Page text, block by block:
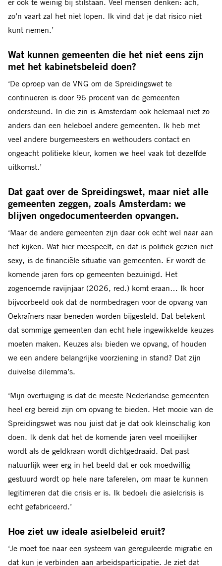
er ook te weinig bij stilstaan. Veel mensen denken: ach,
zo’n vaart zal het niet lopen. Ik vind dat je dat risico niet
kunt nemen.’
Wat kunnen gemeenten die het niet eens zijn
met het kabinetsbeleid doen?
‘De oproep van de VNG om de Spreidingswet te
continueren is door 96 procent van de gemeenten
ondersteund. In die zin is Amsterdam ook helemaal niet zo
anders dan een heleboel andere gemeenten. Ik heb met
veel andere burgemeesters en wethouders contact en
ongeacht politieke kleur, komen we heel vaak tot dezelfde
uitkomst.’
Dat gaat over de Spreidingswet, maar niet alle
gemeenten zeggen, zoals Amsterdam: we
blijven ongedocumenteerden opvangen.
‘Maar de andere gemeenten zijn daar ook echt wel naar aan
het kijken. Wat hier meespeelt, en dat is politiek gezien niet
sexy, is de financiële situatie van gemeenten. Er wordt de
komende jaren fors op gemeenten bezuinigd. Het
zogenoemde ravijnjaar (2026, red.) komt eraan… Ik hoor
bijvoorbeeld ook dat de normbedragen voor de opvang van
Oekraïners naar beneden worden bijgesteld. Dat betekent
dat sommige gemeenten dan echt hele ingewikkelde keuzes
moeten maken. Keuzes als: bieden we opvang, of houden
we een andere belangrijke voorziening in stand? Dat zijn
duivelse dilemma’s.
‘Mijn overtuiging is dat de meeste Nederlandse gemeenten
heel erg bereid zijn om opvang te bieden. Het mooie van de
Spreidingswet was nou juist dat je dat ook kleinschalig kon
doen. Ik denk dat het de komende jaren veel moeilijker
wordt als de geldkraan wordt dichtgedraaid. Dat past
natuurlijk weer erg in het beeld dat er ook moedwillig
gestuurd wordt op hele nare taferelen, om maar te kunnen
legitimeren dat die crisis er is. Ik bedoel: die asielcrisis is
echt gefabriceerd.’
Hoe ziet uw ideale asielbeleid eruit?
‘Je moet toe naar een systeem van gereguleerde migratie en
dat kun je verbinden aan arbeidsparticipatie. Je ziet dat